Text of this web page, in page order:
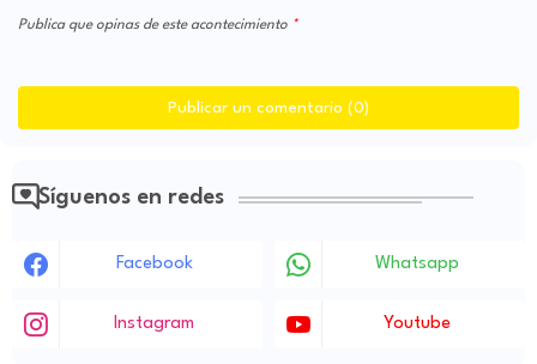
Publica que opinas de este acontecimiento
Publicar un comentario (0)
Síguenos en redes
Facebook Whatsapp
Instagram Youtube